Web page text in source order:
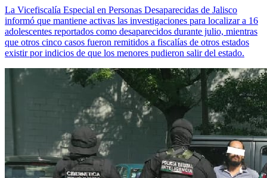
La Vicefiscalía Especial en Personas Desaparecidas de Jalisco
informó que mantiene activas las investigaciones para localizar a 16
adolescentes reportados como desaparecidos durante julio, mientras
que otros cinco casos fueron remitidos a fiscalías de otros estados
existir por indicios de que los menores pudieron salir del estado.